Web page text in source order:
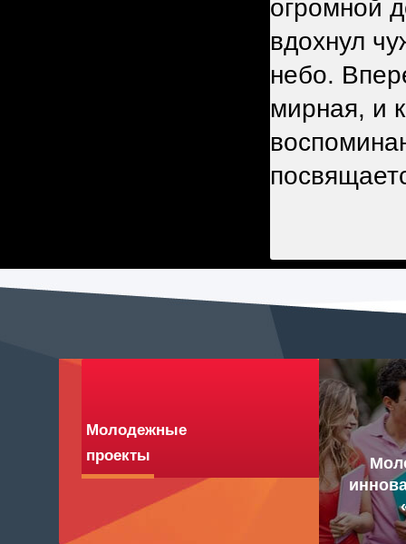
огромной
вдохнул
небо.
мирная, и
Молодежные
проекты